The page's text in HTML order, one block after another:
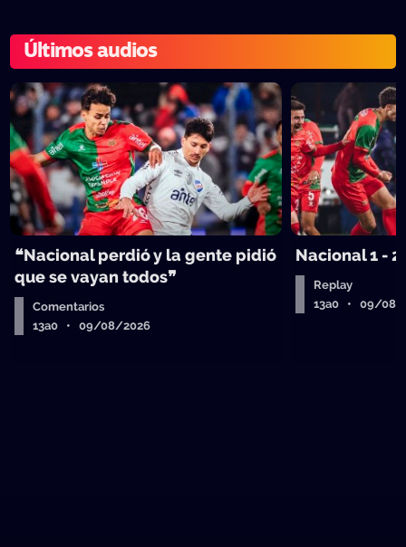
Últimos audios
❝Nacional perdió y la gente pidió
que se vayan todos❞
Comentarios
13a0 • 09/08/2026
Nacional 1 -
Replay
13a0 • 09/08/